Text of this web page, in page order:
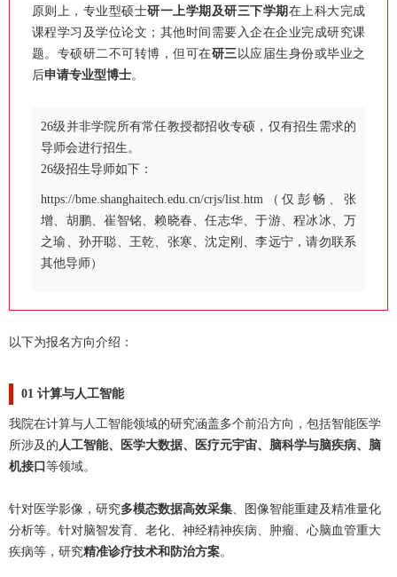
原则上，专业型硕士研一上学期及研三下学期 在上科大完成
课程学习及学位论文；其他时间需要入企在企业完成研究课
题。专硕研二不可转博，但可在研三 以应届生身份或毕业之
后申请专业型博士。
26级并非学院所有常任教授都招收专硕，仅有招生需求的
导师会进行招生。
26级招生导师如下：
https://bme.shanghaitech.edu.cn/crjs/list.htm（仅彭畅、张
增、胡鹏、崔智铭、赖晓春、任志华、于游、程冰冰、万
之瑜、孙开聪、王乾、张寒、沈定刚、李远宁，请勿联系
其他导师）
以下为报名方向介绍：
01 计算与人工智能
我院在计算与人工智能领域的研究涵盖多个前沿方向，包括智能医学
所涉及的 人工智能、医学大数据、医疗元宇宙、脑科学与脑疾病、 脑
机接口 等领域。
针对医学影像，研究多模态数据高效采集 、图像智能重建及精准量化
分析等。针对脑智发育、老化、神经精神疾病、肿瘤、心脑血管重大
疾病等，研究精准诊疗技术和防治方案。